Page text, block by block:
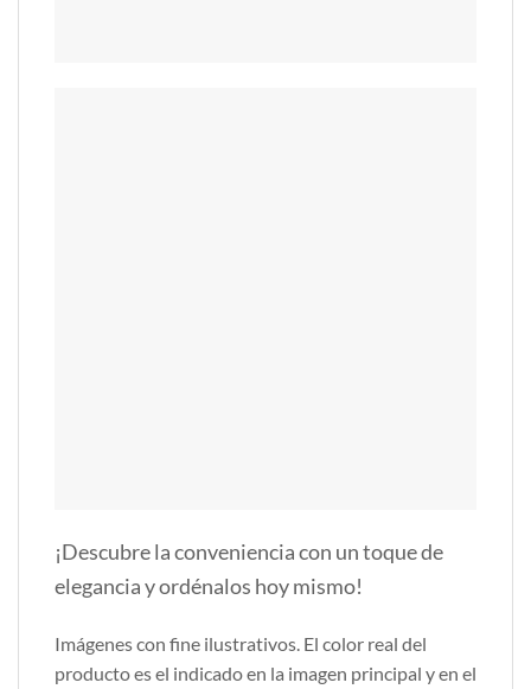
¡Descubre la conveniencia con un toque de
elegancia y ordénalos hoy mismo!
Imágenes con fine ilustrativos. El color real del
producto es el indicado en la imagen principal y en el